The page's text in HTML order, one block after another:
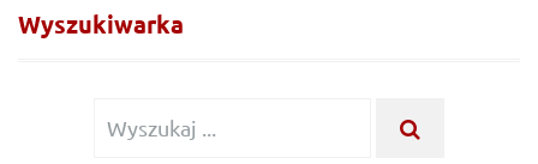
Wyszukiwarka
Wyszukiwanie